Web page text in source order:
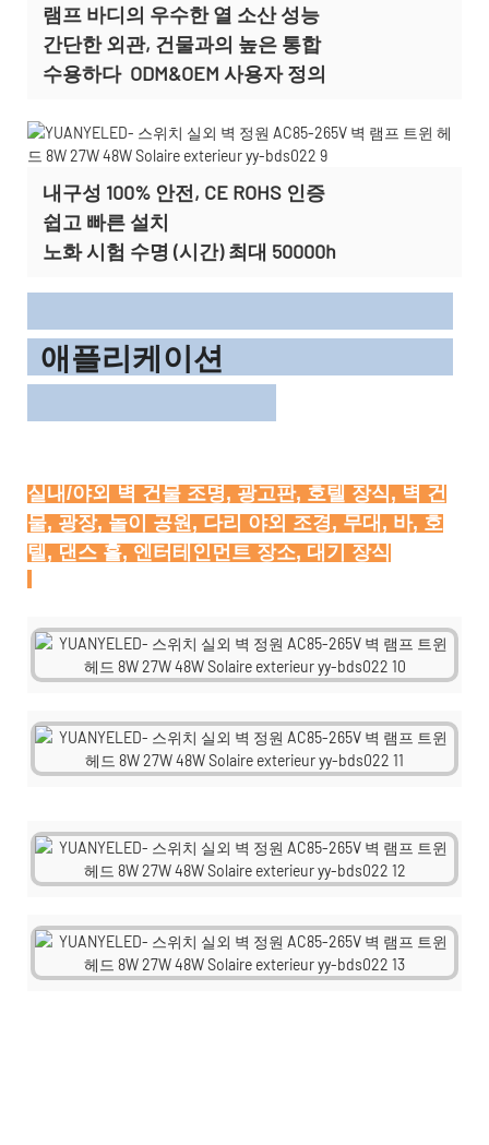
램프 바디의 우수한 열 소산 성능
간단한 외관, 건물과의 높은 통합
수용하다 ODM&OEM 사용자 정의
내구성 100% 안전, CE ROHS 인증
쉽고 빠른 설치
노화 시험 수명 (시간) 최대 50000h
애플리케이션
실내/야외 벽 건물 조명, 광고판, 호텔 장식, 벽 건
물, 광장, 놀이 공원, 다리 야외 조경, 무대, 바, 호